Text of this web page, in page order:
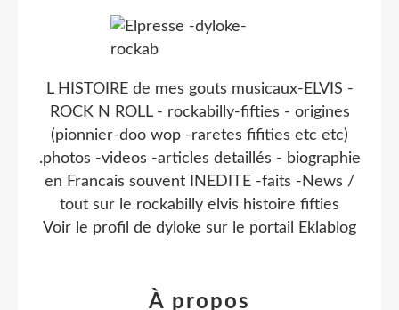
L HISTOIRE de mes gouts musicaux-ELVIS -
ROCK N ROLL - rockabilly-fifties - origines
(pionnier-doo wop -raretes fifities etc etc)
.photos -videos -articles detaillés - biographie
en Francais souvent INEDITE -faits -News /
tout sur le rockabilly elvis histoire fifties
Voir le profil de dyloke sur le portail Eklablog
À propos